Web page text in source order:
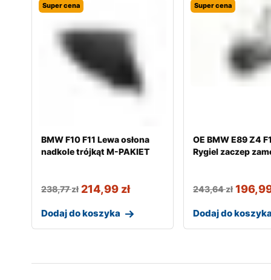
Super cena
BMW F10 F11 Lewa osłona
nadkole trójkąt M-PAKIET
238,77zł 214,99 zł
Dodaj do koszyka
Super cena
OE BMW E89 Z4
Rygiel zaczep
243,64zł
Dodaj do